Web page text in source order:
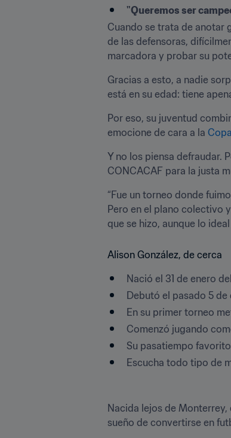
"Queremos ser
Cuando se trata de anotar
de las defensoras,
marcadora y probar su
Gracias a esto, a nadie
está en su edad: tiene
Por eso, su juventud
emocione de cara a la
Y no los piensa defraudar.
CONCACAF para la justa
“Fue un torneo donde
Pero en el plano colectivo
que se hizo, aunque lo
Alison González, de cerca
Nació el 31 de enero
Debutó el pasado 5 de
En su primer torneo
Comenzó jugando
Su pasatiempo
Escucha todo tipo de
Nacida lejos de Monterrey,
sueño de convertirse en